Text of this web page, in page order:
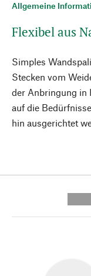
Allgemeine
Flexibel aus
Simples
Stecken vom
der Anbringung in
auf die
hin ausgerichtet